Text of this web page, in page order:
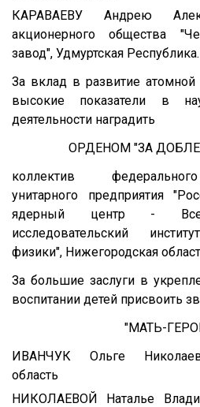
КАРАВАЕВУ Андрею
акционерного общества
завод", Удмуртская Республика.
За вклад в развитие атомной
высокие показатели в
деятельности наградить
ОРДЕНОМ "ЗА
коллектив
унитарного предприятия
ядерный центр -
исследовательский
физики", Нижегородская
За большие заслуги в
воспитании детей присвоить
"МАТЬ-
ИВАНЧУК Ольге
область
НИКОЛАЕВОЙ Наталье